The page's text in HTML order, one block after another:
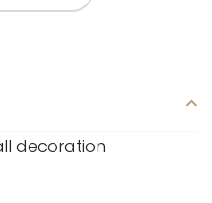
decoration